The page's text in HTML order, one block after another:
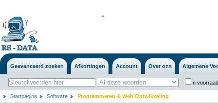
''
Geavanceerd zoeken Afkortingen Account Over ons Algemene
In
Startpagina Software Programmeren & Web Ontwikkeling